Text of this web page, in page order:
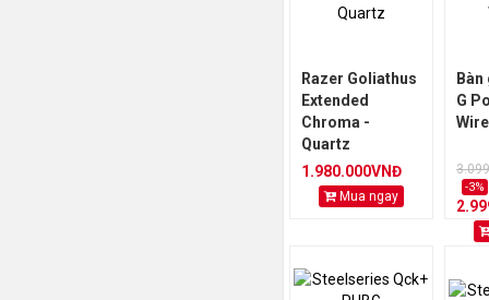
Razer Goliathus
Extended
Chroma -
Quartz
1.980.000VNĐ
Mua ngay
G
-3%